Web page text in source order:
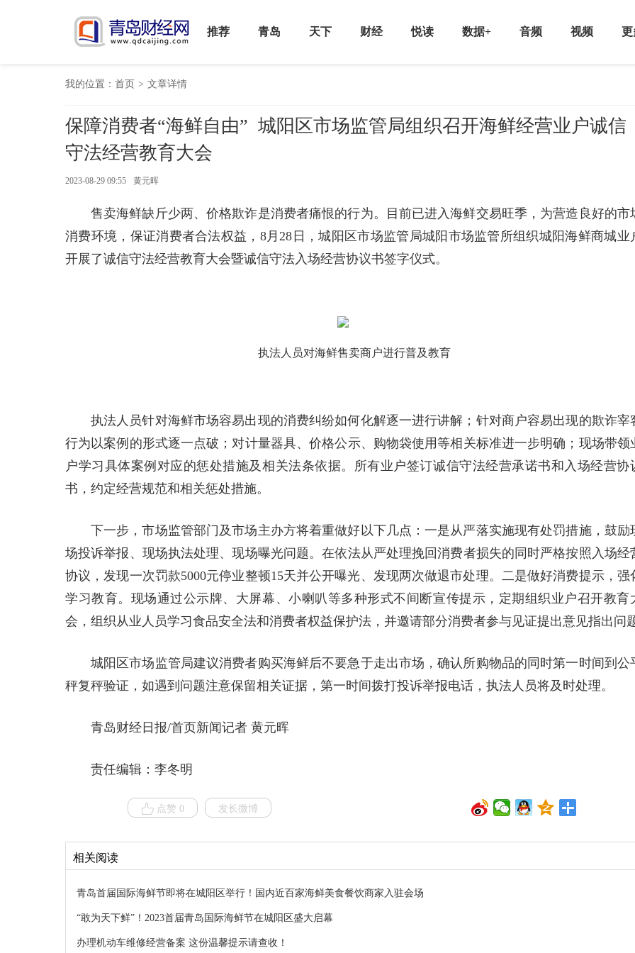
推荐 青岛 天下 财经 悦读 数据+ 音频 视频 更
我的位置： 首页 > 文章详情
保障消费者“海鲜自由” 城阳区市场监管局组织召开海鲜经营业户诚信
守法经营教育大会
2023-08-29 09:55 黄元晖
售卖海鲜缺斤少两、价格欺诈是消费者痛恨的行为。目前已进入海鲜交易旺季，为营造良好的市
消费环境，保证消费者合法权益，8月28日，城阳区市场监管局城阳市场监管所组织城阳海鲜商城业
开展了诚信守法经营教育大会暨诚信守法入场经营协议书签字仪式。
执法人员对海鲜售卖商户进行普及教育
执法人员针对海鲜市场容易出现的消费纠纷如何化解逐一进行讲解；针对商户容易出现的欺诈宰
行为以案例的形式逐一点破；对计量器具、价格公示、购物袋使用等相关标准进一步明确；现场带领
户学习具体案例对应的惩处措施及相关法条依据。所有业户签订诚信守法经营承诺书和入场经营协
书，约定经营规范和相关惩处措施。
下一步，市场监管部门及市场主办方将着重做好以下几点：一是从严落实施现有处罚措施，鼓励
场投诉举报、现场执法处理、现场曝光问题。在依法从严处理挽回消费者损失的同时严格按照入场经
协议，发现一次罚款5000元停业整顿15天并公开曝光、发现两次做退市处理。二是做好消费提示，强
学习教育。现场通过公示牌、大屏幕、小喇叭等多种形式不间断宣传提示，定期组织业户召开教育
会，组织从业人员学习食品安全法和消费者权益保护法，并邀请部分消费者参与见证提出意见指出问
城阳区市场监管局建议消费者购买海鲜后不要急于走出市场，确认所购物品的同时第一时间到公
秤复秤验证，如遇到问题注意保留相关证据，第一时间拨打投诉举报电话，执法人员将及时处理。
青岛财经日报/首页新闻记者 黄元晖
责任编辑：李冬明
点赞 0 发长微博
相关阅读
青岛首届国际海鲜节即将在城阳区举行！国内近百家海鲜美食餐饮商家入驻会场
“敢为天下鲜”！2023首届青岛国际海鲜节在城阳区盛大启幕
办理机动车维修经营备案 这份温馨提示请查收！